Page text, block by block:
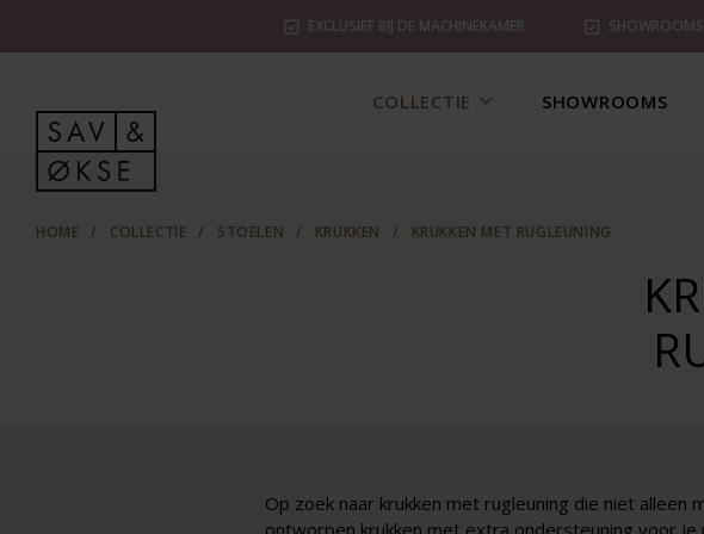
EXCLUSIEF BIJ DE MACHINEKAMER
COLLECTIE SHOWROOMS
HOME / COLLECTIE / STOELEN / KRUKKEN / KRUKKEN MET RUGLEUNING
Op zoek naar krukken met rugleuning die niet alleen
ontworpen krukken met extra ondersteuning voor je